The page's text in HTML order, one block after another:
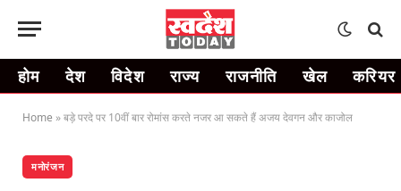
होम देश विदेश राज्य राजनीति खेल करियर
Home »बड़े परदे पर 10वीं बार रोमांस करते नजर आ सकते हैं अजय देवगन और काजोल
मनोरंजन